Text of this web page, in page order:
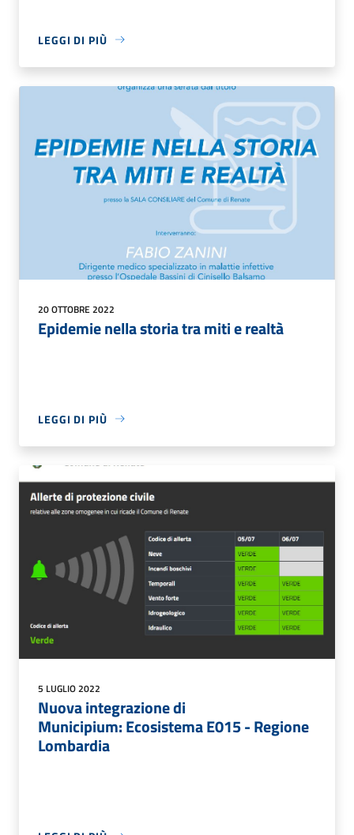
LEGGI DI PIÙ
20 OTTOBRE 2022
Epidemie nella storia tra miti e realtà
LEGGI DI PIÙ
5 LUGLIO 2022
Nuova integrazione di
Municipium: Ecosistema E015 - Regione
Lombardia